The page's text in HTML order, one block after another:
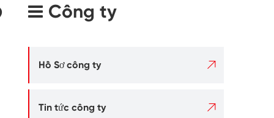
Công ty
Hồ Sơ công ty 
Tin tức công ty 